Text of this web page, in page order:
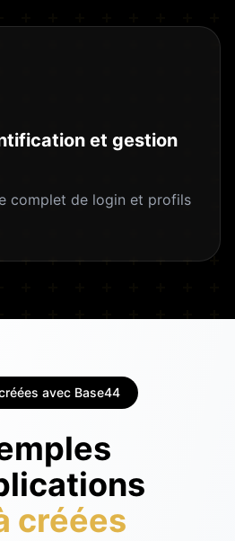
et gestion
complet de login et profils
avec Base44
créées